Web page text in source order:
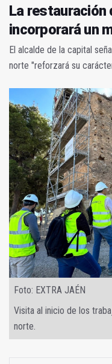
La restauración
incorporará un
El alcalde de la capital
norte "reforzará su
Foto: EXTRA JAÉN
Visita al inicio de los
norte.